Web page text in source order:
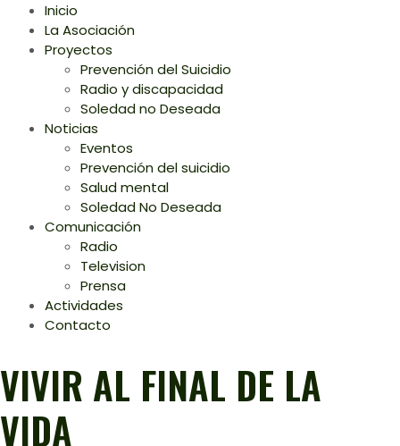
Inicio
La Asociación
Proyectos
Prevención del Suicidio
Radio y discapacidad
Soledad no Deseada
Noticias
Eventos
Prevención del suicidio
Salud mental
Soledad No Deseada
Comunicación
Radio
Television
Prensa
Actividades
Contacto
VIVIR AL FINAL DE LA
VIDA